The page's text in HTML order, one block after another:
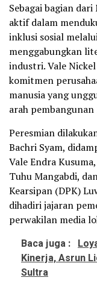
Sebagai bagian
aktif dalam
inklusi sosial
menggabungkan
industri. Vale
komitmen
manusia yang
arah pembangunan
Peresmian
Bachri Syam,
Vale Endra
Tuhu Mangabdi,
Kearsipan (DPK)
dihadiri jajaran
perwakilan media
Baca juga :
Kinerja, Asrun
Sultra